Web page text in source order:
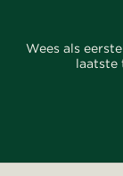
Wees als
laatste